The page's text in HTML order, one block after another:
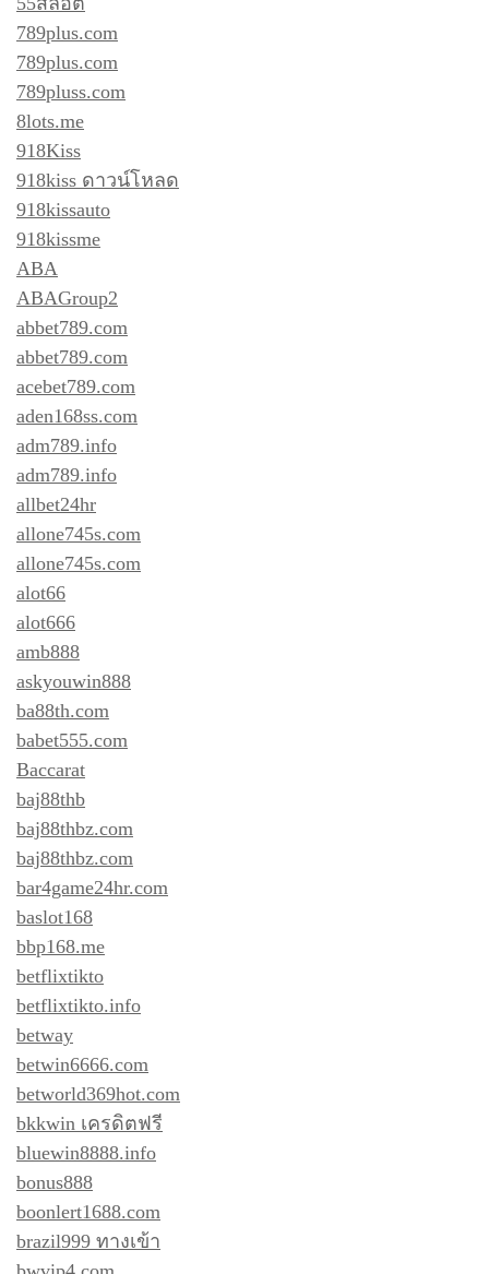
789plus.com
789plus.com
789pluss.com
8lots.me
918Kiss
918kiss ดาวน์โหลด
918kissauto
918kissme
ABA
ABAGroup2
abbet789.com
abbet789.com
acebet789.com
aden168ss.com
adm789.info
adm789.info
allbet24hr
allone745s.com
allone745s.com
alot66
alot666
amb888
askyouwin888
ba88th.com
babet555.com
Baccarat
baj88thb
baj88thbz.com
baj88thbz.com
bar4game24hr.com
baslot168
bbp168.me
betflixtikto
betflixtikto.info
betway
betwin6666.com
betworld369hot.com
bkkwin เครดิตฟรี
bluewin8888.info
bonus888
boonlert1688.com
brazil999 ทางเข้า